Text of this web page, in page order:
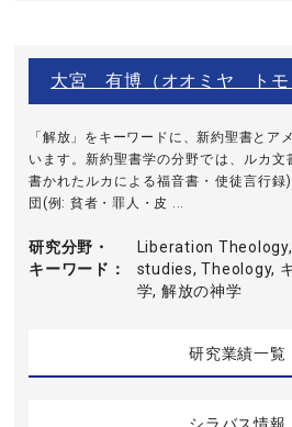
大宮 有博（オオミヤ トモ
「解放」をキーワードに、新約聖書とア
います。新約聖書学の分野では、ルカ
書かれたルカによる福音書・使徒言行
団(例: 貧者・罪人・皮 ...
研究分野・
キーワード
Liberation
studies, Theology,
学, 解放の神学
研究業績一覧